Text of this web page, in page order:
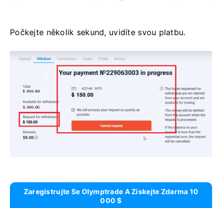
Počkejte několik sekund, uvidíte svou platbu.
Zaregistrujte Se Olymptrade A Získejte Zdarma 10
000 $